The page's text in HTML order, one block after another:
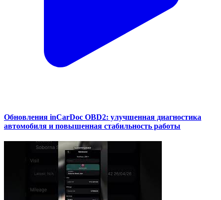
Обновления inCarDoc OBD2: улучшенная диагностика
автомобиля и повышенная стабильность работы